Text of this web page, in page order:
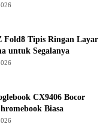
Fold8 Tipis Ringan Layar
untuk Segalanya
CX9406 Bocor
Biasa